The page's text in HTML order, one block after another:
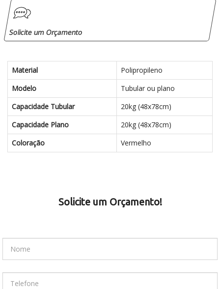
Solicite um Orçamento
Material
Polipropileno
Modelo
Tubular ou plano
Capacidade Tubular
20kg (48x78cm)
Capacidade Plano
20kg (48x78cm)
Coloração
Vermelho
Solicite um Orçamento!